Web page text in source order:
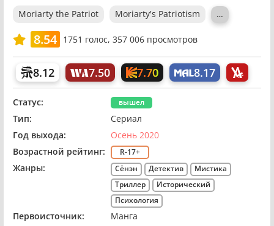
Moriarty the Patriot Moriarty's Patriotism …
8.54 1751 голос, 357 006 просмотров
8.12 7.50 7.70 8.17
Статус: вышел
Тип:
Сериал
Год выхода:
Осень 2020
Возрастной рейтинг:
R-17+
Жанры: Сёнэн Детектив
Мистика
Триллер
Исторический
Психология
Первоисточник:
Манга